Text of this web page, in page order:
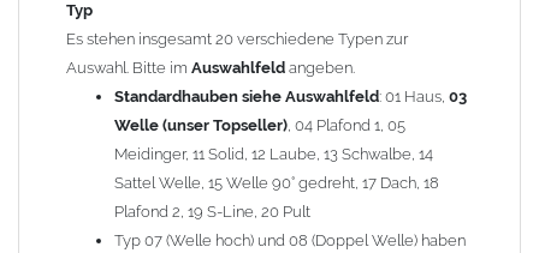
Ihrem zuständigen
Hinweis: FürKaminhaubenundKaminabdeckungenkönnen wir
Nachnahme anbieten!
Lieferzeit: ca. 1-2 Wochen nach Zahlungseingang
Sonderanfertigung: Die Kaminhaube wird kundenspezifisch
Typ
Es stehen insgesamt 20 verschiedene Typen zur
Auswahl. Bitte im Auswahlfeld angeben.
Standardhauben siehe Auswahlfeld: 01 Haus, 03
Welle (unser Topseller), 04 Plafond 1, 05
Meidinger, 11 Solid, 12 Laube, 13 Schwalbe, 14
Sattel Welle, 15 Welle 90° gedreht, 17 Dach, 18
Plafond 2, 19 S-Line, 20 Pult
Typ 07 (Welle hoch) und 08 (Doppel Welle) haben